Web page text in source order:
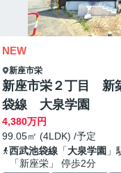
NEW
新座市栄
新座市栄２丁目 新
袋線 大泉学園
4,380万円
99.05㎡ (4LDK) /予定
西武池袋線「大泉学園 」
「新座栄」 停歩2分